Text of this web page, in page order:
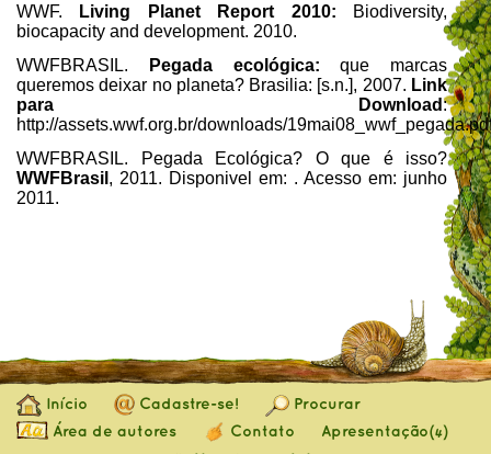
WWF.
Living Planet Report 2010: Biodiversity,
biocapacity and development. 2010.
WWFBRASIL.
Pegada ecológica: que marcas
queremos deixar no planeta? Brasilia: [s.n.], 2007. Link
para Download :
http://assets.wwf.org.br/downloads/
WWFBRASIL. Pegada Ecológica? O que é isso?
WWFBrasil , 2011. Disponivel em: . Acesso em: junho
2011.
Início Cadastre-se!
Procurar
Área de autores
Contato Apresentação(4)